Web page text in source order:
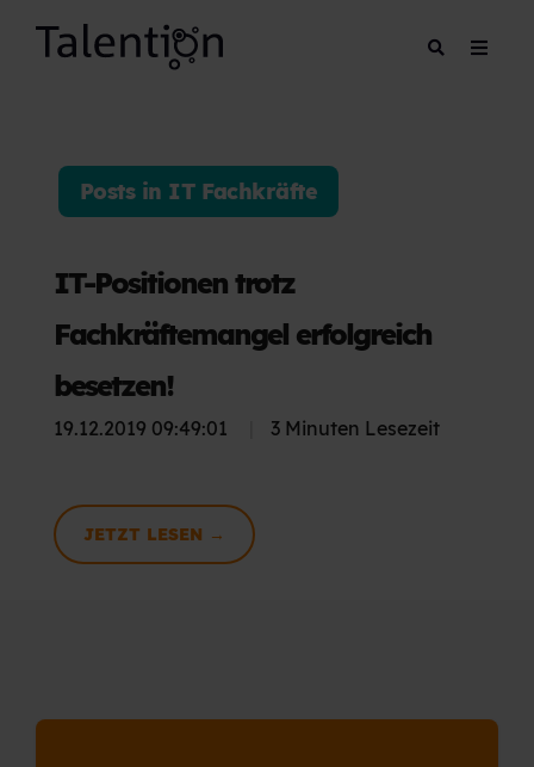
Posts in IT Fachkräfte
IT-Positionen trotz
Fachkräftemangel erfolgreich
besetzen!
19.12.2019 09:49:01 3 Minuten Lesezeit
JETZT LESEN →